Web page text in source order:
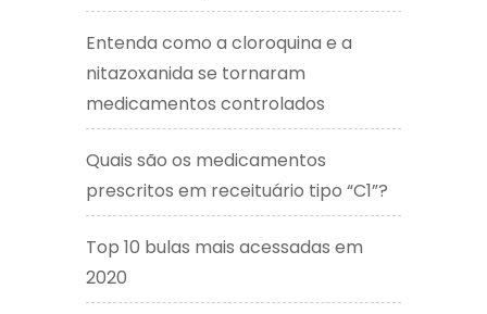
Entenda como a cloroquina e a
nitazoxanida se tornaram
medicamentos controlados
Quais são os medicamentos
prescritos em receituário tipo “C1”?
Top 10 bulas mais acessadas em
2020